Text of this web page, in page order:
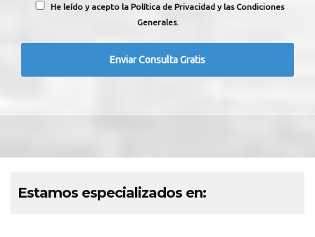
He leído y acepto la Política de Privacidad y las Condiciones
Generales.
Estamos especializados en: